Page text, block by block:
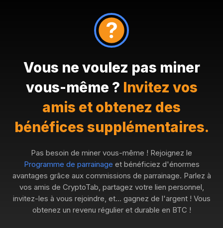
Vous ne voulez pas miner
vous-même ? Invitez vos
amis et obtenez des
bénéfices supplémentaires.
Pas besoin de miner vous-même ! Rejoignez le
Programme de parrainage et bénéficiez d'énormes
avantages grâce aux commissions de parrainage. Parlez à
vos amis de CryptoTab, partagez votre lien personnel,
invitez-les à vous rejoindre, et… gagnez de l'argent ! Vous
obtenez un revenu régulier et durable en BTC !